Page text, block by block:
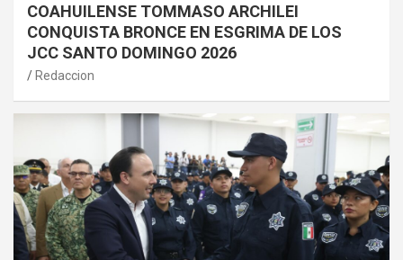
COAHUILENSE TOMMASO ARCHILEI
CONQUISTA BRONCE EN ESGRIMA DE LOS
JCC SANTO DOMINGO 2026
Redaccion